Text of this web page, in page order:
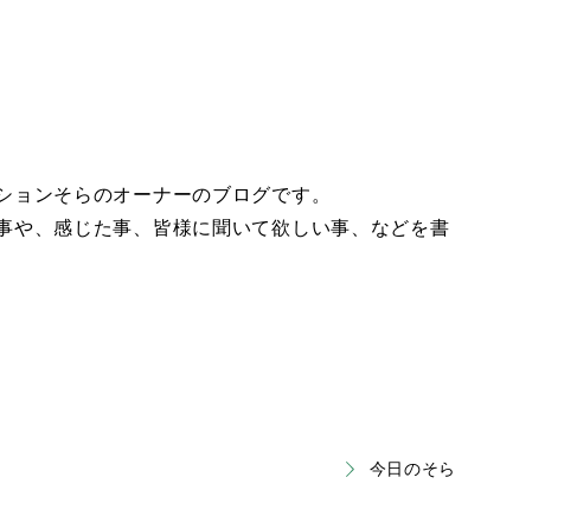
ョンそらのオーナーのブログです。
や、感じた事、皆様に聞いて欲しい事、などを書
今日のそら